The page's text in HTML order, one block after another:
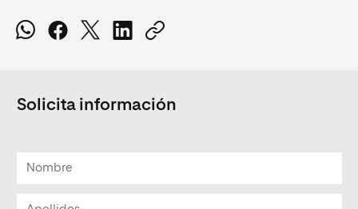
Solicita información